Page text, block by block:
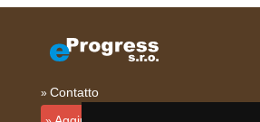
Contatto